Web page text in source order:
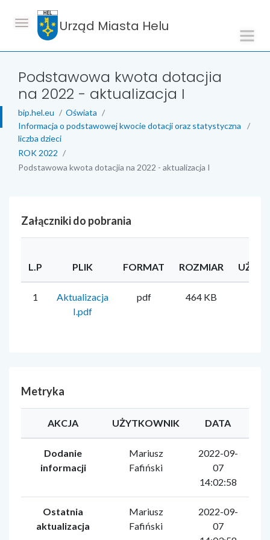
Urząd Miasta Helu
Podstawowa kwota dotacjia
na 2022 - aktualizacja I
bip.hel.eu
Oświata
Informacja o podstawowej kwocie dotacji oraz statystyczna
liczba dzieci
ROK 2022
Podstawowa kwota dotacjia na 2022 - aktualizacja I
Załączniki do pobrania
L.P PLIK FORMAT ROZMIAR
1
Aktualizacja
I.pdf
pdf 464 KB
Metryka
AKCJA UŻYTKOWNIK DATA
Dodanie
informacji
Mariusz
Fafiński
2022-09-
07
14:02:58
Ostatnia
aktualizacja
Mariusz
Fafiński
2022-09-
07